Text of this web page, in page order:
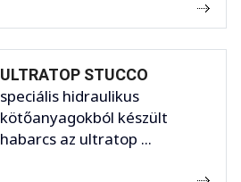
ULTRATOP STUCCO
speciális hidraulikus
kötőanyagokból készült
habarcs az ultratop ...